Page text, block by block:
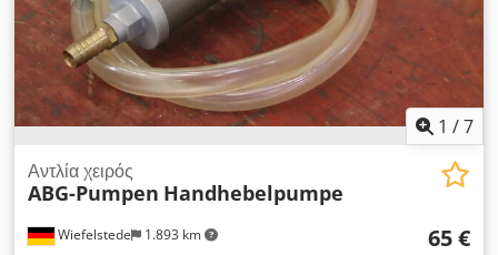
1 /7
Wiefelstede 1.893 km
Αντλία χειρός
ABG-Pumpen Handhebelpumpe
65 €